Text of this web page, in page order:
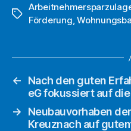
Schlagwörter
Förderung ,
←
Nach den guten
eG fokussiert auf
→
Neubauvorhaben
Kreuznach auf